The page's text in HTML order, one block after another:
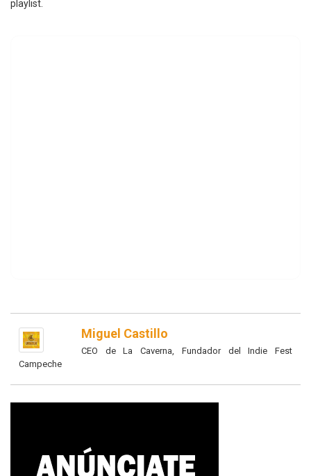
playlist.
Miguel Castillo
CEO de La Caverna, Fundador del Indie Fest
Campeche